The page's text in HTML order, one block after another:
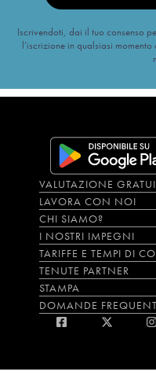
Iscrivendoti, dai il tuo consenso
l’iscrizione in qualsiasi
VALUTAZIONE
LAVORA CON NOI
CHI SIAMO?
I NOSTRI IMPEGNI
TARIFFE E TEMPI DI
TENUTE PARTNER
STAMPA
DOMANDE